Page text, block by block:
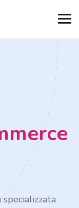
specializzata